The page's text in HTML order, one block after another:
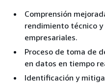
Comprensión
rendimiento técnico
empresariales.
Proceso de toma de
en datos en tiempo
Identificación y